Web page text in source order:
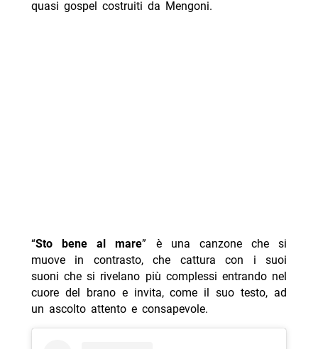
quasi gospel costruiti da Mengoni.
“Sto bene al mare” è una canzone che si
muove in contrasto, che cattura con i suoi
suoni che si rivelano più complessi entrando nel
cuore del brano e invita, come il suo testo, ad
un ascolto attento e consapevole.